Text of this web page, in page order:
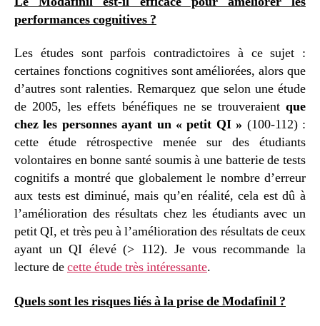
performances cognitives ?
Les études sont parfois contradictoires à ce sujet :
certaines fonctions cognitives sont améliorées, alors que
d’autres sont ralenties. Remarquez que selon une étude
de 2005, les effets bénéfiques ne se trouveraient que
chez les personnes ayant un « petit QI » (100-112) :
cette étude rétrospective menée sur des étudiants
volontaires en bonne santé soumis à une batterie de tests
cognitifs a montré que globalement le nombre d’erreur
aux tests est diminué, mais qu’en réalité, cela est dû à
l’amélioration des résultats chez les étudiants avec un
petit QI, et très peu à l’amélioration des résultats de ceux
ayant un QI élevé (> 112). Je vous recommande la
lecture decette étude très intéressante.
Quels sont les risques liés à la prise de Modafinil ?